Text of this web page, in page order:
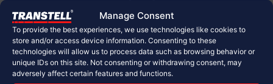
Manage Consent
To provide the best experiences, we use technologies like cookies to
store and/or access device information. Consenting to these
technologies will allow us to process data such as browsing behavior or
unique IDs on this site. Not consenting or withdrawing consent, may
adversely affect certain features and functions.
fórmula de confianza en el
transporte especializado
En el mundo del transporte especializado, donde se
movilizan equipos sobredimensionados,
maquinaria de gran valor y estructuras estratégicas